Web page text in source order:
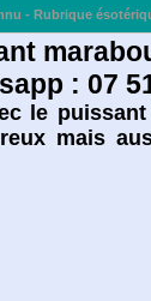
- Rubrique
: 07
le
mais